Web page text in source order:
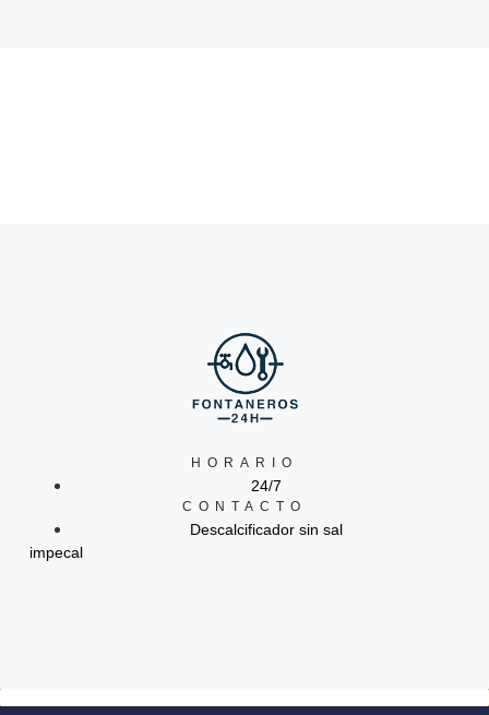
HORARIO
24/7
CONTACTO
Descalcificador sin sal
impecal